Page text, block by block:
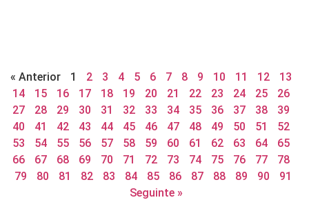
« Anterior 1 2 3 4 5 6 7 8 9 10 11 12
13
14
15 16 17 18 19 20 21 22 23 24 25
26
27
28 29 30 31 32 33 34 35 36 37 38
39
40
41 42 43 44 45 46 47 48 49 50 51
52
53
54 55 56 57 58 59 60 61 62 63 64
65
66
67 68 69 70 71 72 73 74 75 76 77
78
79
80 81 82 83 84 85 86 87 88 89 90
91
Seguinte »